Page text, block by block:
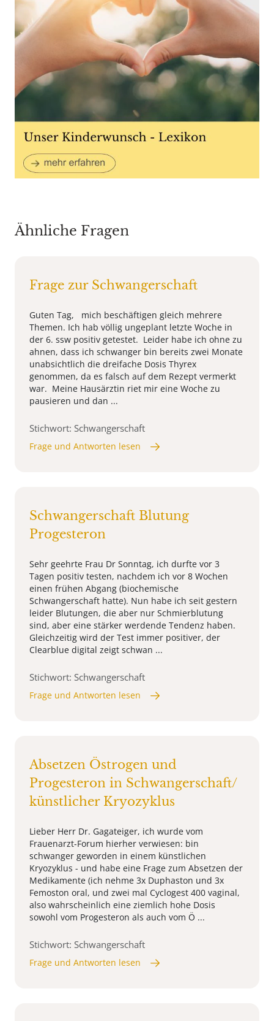
Ähnliche Fragen
Frage zur Schwangerschaft
Guten Tag, mich beschäftigen gleich mehrere
Themen. Ich hab völlig ungeplant letzte Woche in
der 6. ssw positiv getestet. Leider habe ich ohne zu
ahnen, dass ich schwanger bin bereits zwei Monate
unabsichtlich die dreifache Dosis Thyrex
genommen, da es falsch auf dem Rezept vermerkt
war. Meine Hausärztin riet mir eine Woche zu
pausieren und dan ...
Stichwort: Schwangerschaft
Frage und Antworten lesen
Schwangerschaft Blutung
Progesteron
Sehr geehrte Frau Dr Sonntag, ich durfte vor 3
Tagen positiv testen, nachdem ich vor 8 Wochen
einen frühen Abgang (biochemische
Schwangerschaft hatte). Nun habe ich seit gestern
leider Blutungen, die aber nur Schmierblutung
sind, aber eine stärker werdende Tendenz haben.
Gleichzeitig wird der Test immer positiver, der
Clearblue digital zeigt schwan ...
Stichwort: Schwangerschaft
Frage und Antworten lesen
Absetzen Östrogen und
Progesteron in Schwangerschaft/
künstlicher Kryozyklus
Lieber Herr Dr. Gagateiger, ich wurde vom
Frauenarzt-Forum hierher verwiesen: bin
schwanger geworden in einem künstlichen
Kryozyklus - und habe eine Frage zum Absetzen der
Medikamente (ich nehme 3x Duphaston und 3x
Femoston oral, und zwei mal Cyclogest 400 vaginal,
also wahrscheinlich eine ziemlich hohe Dosis
sowohl vom Progesteron als auch vom Ö ...
Stichwort: Schwangerschaft
Frage und Antworten lesen